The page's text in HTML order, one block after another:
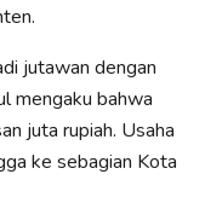
jutawan dengan
mengaku bahwa
juta rupiah. Usaha
ke sebagian Kota